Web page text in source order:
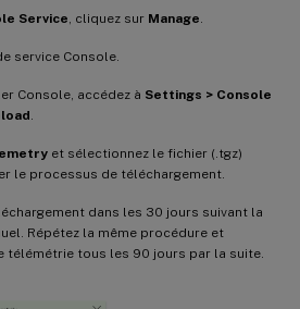
Service , cliquez sur Manage
service Console.
Console, accédez à Settings > Console
et sélectionnez le fichier (.tgz)
le processus de téléchargement.
dans les 30 jours suivant la
Répétez la même procédure et
télémétrie tous les 90 jours par la suite.